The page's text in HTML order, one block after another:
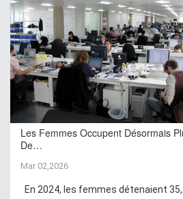
Les Femmes Occupent Désormais
De…
Mar 02,2026
En 2024, les femmes détenaient